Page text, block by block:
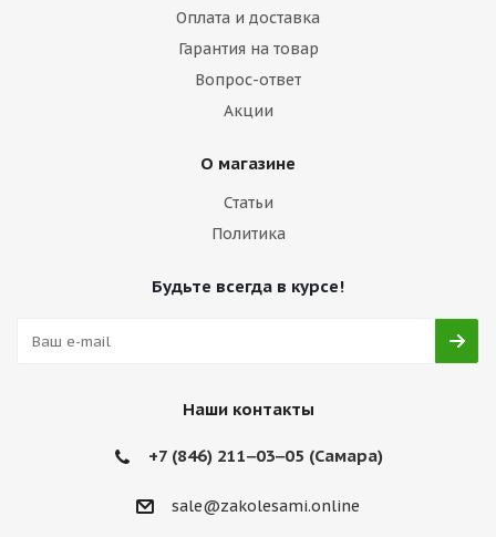
Оплата и доставка
Гарантия на товар
Вопрос-ответ
Акции
О магазине
Статьи
Политика
Будьте всегда в курсе!
Наши контакты
+7 (846) 211‒03‒05 (Самара)
sale@zakolesami.online